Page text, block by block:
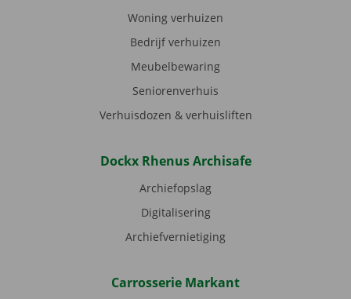
Woning verhuizen
Bedrijf verhuizen
Meubelbewaring
Seniorenverhuis
Verhuisdozen & verhuisliften
Dockx Rhenus Archisafe
Archiefopslag
Digitalisering
Archiefvernietiging
Carrosserie Markant